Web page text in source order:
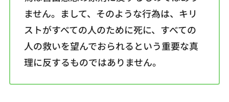
ません。まして、そのような行為は、キリ
ストがすべての人のために死に、すべての
人の救いを望んでおられるという重要な真
理に反するものではありません。